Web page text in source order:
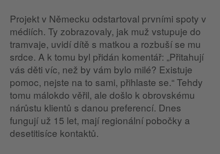
Projekt v Německu odstartoval prvními spoty v
médiích. Ty zobrazovaly, jak muž vstupuje do
tramvaje, uvidí dítě s matkou a rozbuší se mu
srdce. A k tomu byl přidán komentář: „Přitahují
vás děti víc, než by vám bylo milé? Existuje
pomoc, nejste na to sami, přihlaste se.“ Tehdy
tomu málokdo věřil, ale došlo k obrovskému
nárůstu klientů s danou preferencí. Dnes
fungují už 15 let, mají regionální pobočky a
desetitisíce kontaktů.